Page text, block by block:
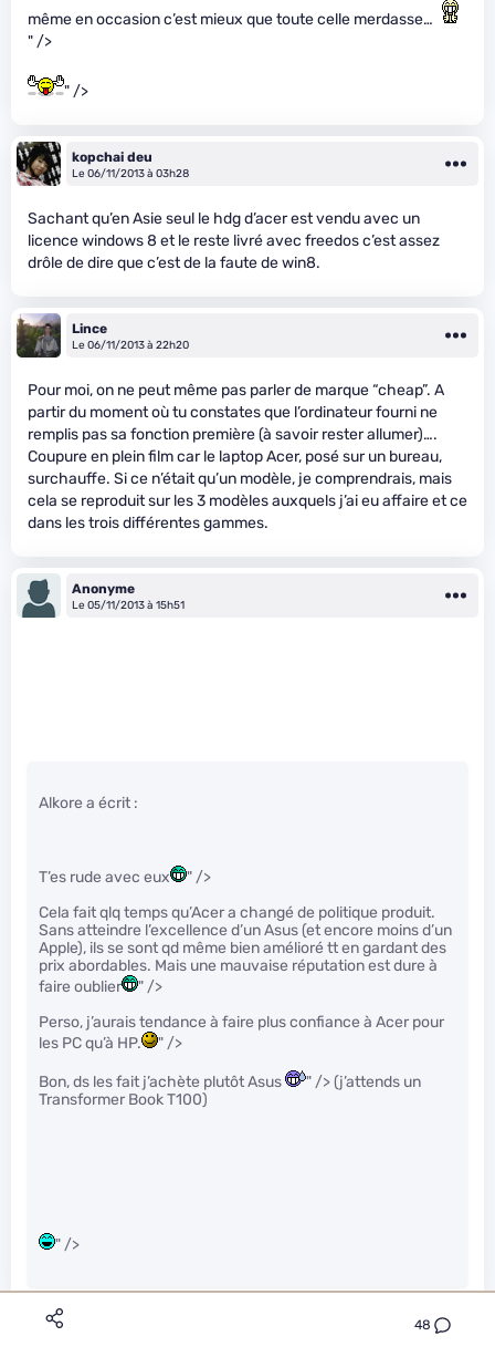
48
même en occasion c’est mieux que toute celle merdasse…
" />
" />
kopchai deu
Le 06/11/2013 à 03h28
Sachant qu’en Asie seul le hdg d’acer est vendu avec un
licence windows 8 et le reste livré avec freedos c’est assez
drôle de dire que c’est de la faute de win8.
Lince
Le 06/11/2013 à 22h20
Pour moi, on ne peut même pas parler de marque “cheap”. A
partir du moment où tu constates que l’ordinateur fourni ne
remplis pas sa fonction première (à savoir rester allumer)….
Coupure en plein film car le laptop Acer, posé sur un bureau,
surchauffe. Si ce n’était qu’un modèle, je comprendrais, mais
cela se reproduit sur les 3 modèles auxquels j’ai eu affaire et ce
dans les trois différentes gammes.
Anonyme
Le 05/11/2013 à 15h51
Alkore a écrit :
T’es rude avec eux
" />
Cela fait qlq temps qu’Acer a changé de politique produit.
Sans atteindre l’excellence d’un Asus (et encore moins d’un
Apple), ils se sont qd même bien amélioré tt en gardant des
prix abordables. Mais une mauvaise réputation est dure à
faire oublier
" />
Perso, j’aurais tendance à faire plus confiance à Acer pour
les PC qu’à HP.
" />
Bon, ds les fait j’achète plutôt Asus
" /> (j’attends un
Transformer Book T100)
" />